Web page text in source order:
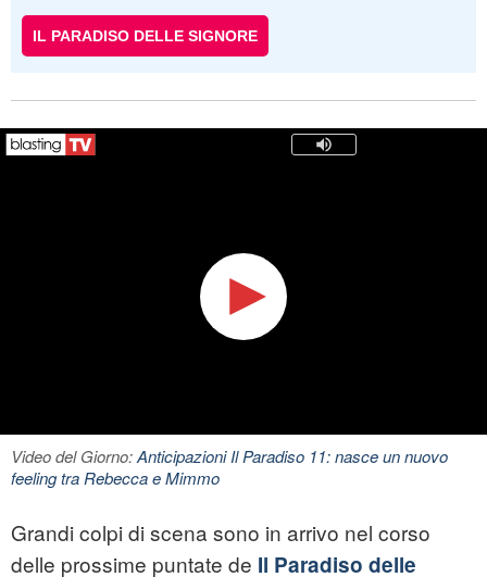
IL PARADISO DELLE SIGNORE
Video del Giorno:Anticipazioni Il Paradiso 11: nasce un nuovo
feeling tra Rebecca e Mimmo
Grandi colpi di scena sono in arrivo nel corso
delle prossime puntate de Il Paradiso delle